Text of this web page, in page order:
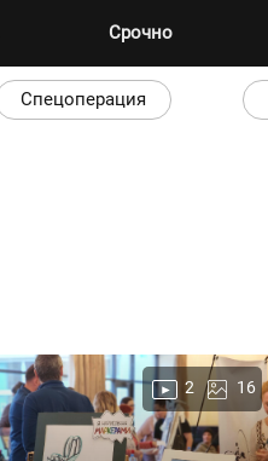
Срочно
Спецоперация
2 16